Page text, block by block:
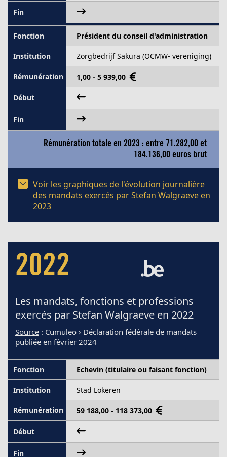
Président du conseil d'administration
Zorgbedrijf Sakura (OCMW- vereniging)
1,00 - 5 939,00
Rémunération totale en 2023 : entre 71.282,00 et
184.136,00 euros brut
Voir les graphiques de l'évolution journalière
des mandats exercés par Stefan Walgraeve en
2023
2022
Les mandats, fonctions et professions
exercés par Stefan Walgraeve en 2022
Source : Cumuleo › Déclaration fédérale de mandats
publiée en février 2024
Echevin (titulaire ou faisant fonction)
Stad Lokeren
59 188,00 - 118 373,00